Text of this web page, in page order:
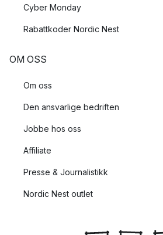
Cyber Monday
Rabattkoder Nordic Nest
OM OSS
Om oss
Den ansvarlige bedriften
Jobbe hos oss
Affiliate
Presse & Journalistikk
Nordic Nest outlet